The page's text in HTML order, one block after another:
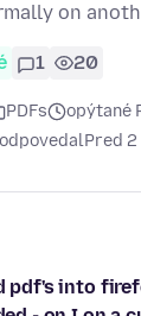
on
1 20
PDFs
opýtané
odpovedalPred
pdf's into